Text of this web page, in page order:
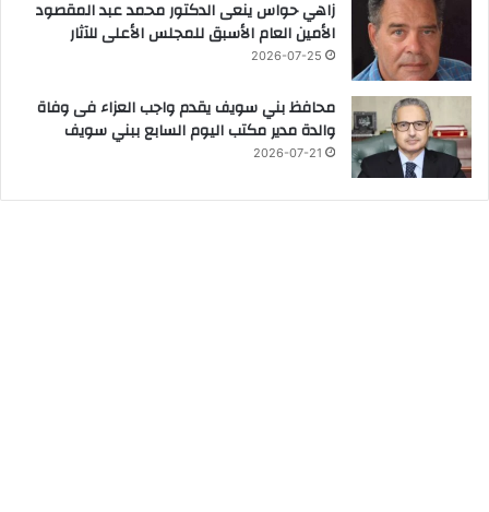
زاهي حواس ينعى الدكتور محمد عبد المقصود
الأمين العام الأسبق للمجلس الأعلى للآثار
2026-07-25
محافظ بني سويف يقدم واجب العزاء فى وفاة
والدة مدير مكتب اليوم السابع ببني سويف
2026-07-21